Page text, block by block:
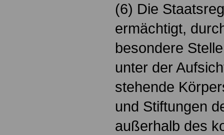
(6) Die
ermächtigt,
besondere
unter der
stehende
und Stiftungen
außerhalb des